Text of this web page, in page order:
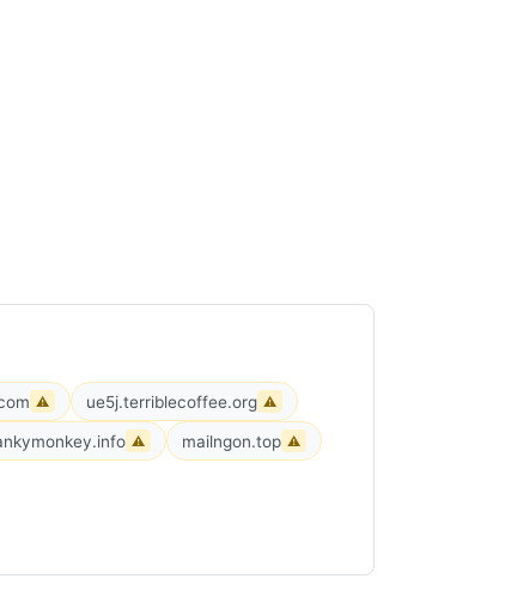
⚠ ue5j.terriblecoffee.org ⚠
⚠ mailngon.top ⚠